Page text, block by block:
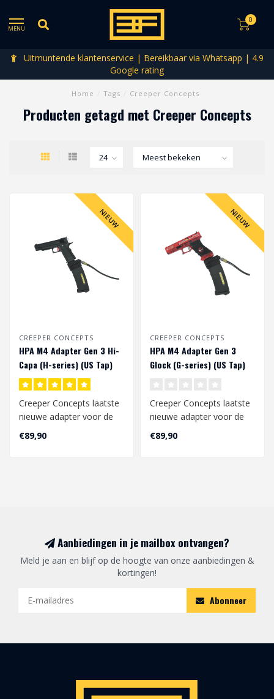
MENU
0
Uitmuntende klantenservice | Bereikbaar via Whatsapp | 4.9
Google rating
Home Tags Creeper Concepts
Producten getagd met Creeper Concepts
NIEUW
CREEPER CONCEPTS
HPA M4 Adapter Gen 3 Hi-
Capa (H-series) (US Tap)
Creeper Concepts laatste
nieuwe adapter voor de
hi-capa. Dit is een laser
gesint..
€89,90
NIEUW
CREEPER CONCEPTS
HPA M4 Adapter Gen 3
Glock (G-series) (US Tap)
Creeper Concepts laatste
nieuwe adapter voor de
Glock (aap-01) replica's.
Dit is..
€89,90
Aanbiedingen in je mailbox ontvangen?
Meld je aan en blijf op de hoogte van onze aanbiedingen &
kortingen!
Abonneer